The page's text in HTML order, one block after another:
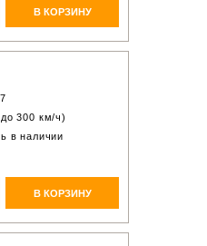
В КОРЗИНУ
300 км/ч)
в наличии
В КОРЗИНУ